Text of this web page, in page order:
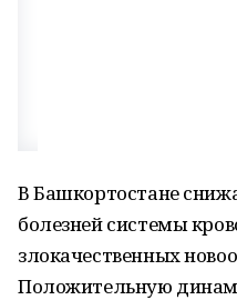
В Башкортостане
болезней системы
злокачественных
Положительную